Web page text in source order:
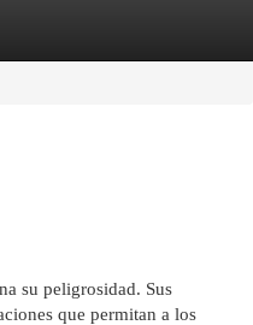
su peligrosidad. Sus
que permitan a los